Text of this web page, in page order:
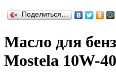
Поделиться…
Масло для
Mostela 10W-